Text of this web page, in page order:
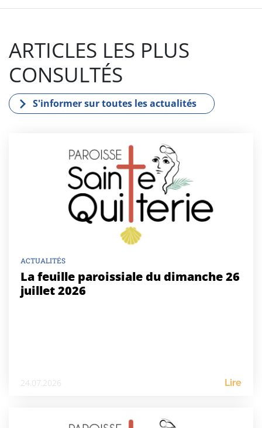
ARTICLES LES PLUS
CONSULTÉS
S'informer sur toutes les actualités
ACTUALITÉS
La feuille paroissiale du dimanche 26
juillet 2026
24.07.2026 Lire